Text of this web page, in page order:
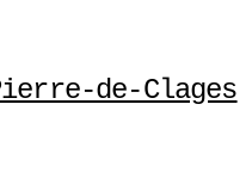
de-Clages